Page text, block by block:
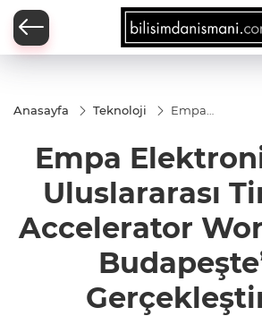
Anasayfa Teknoloji
Empa
Tiremo®
Accelerator
Workshop’u
Budapeşte’de
Empa
Uluslararası
Accelerator